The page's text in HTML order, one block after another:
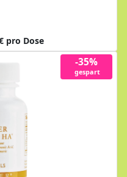
pro Dose
-35%
gespart